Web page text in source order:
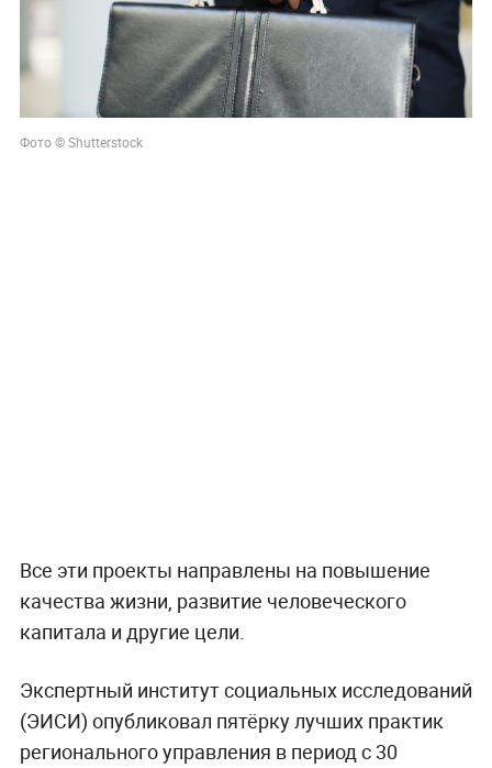
Фото © Shutterstock
Все эти проекты направлены на повышение
качества жизни, развитие человеческого
капитала и другие цели.
Экспертный институт социальных исследований
(ЭИСИ) опубликовал пятёрку лучших практик
регионального управления в период с 30